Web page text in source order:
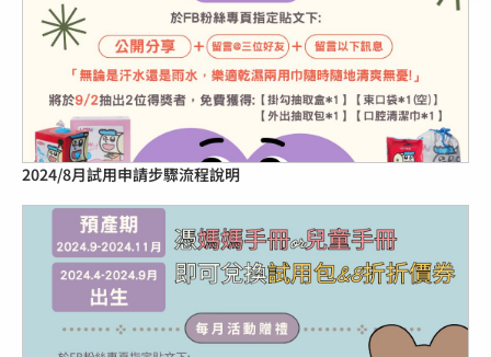
點擊這裡
2024/8月試用申請步驟流程說明
點擊這裡